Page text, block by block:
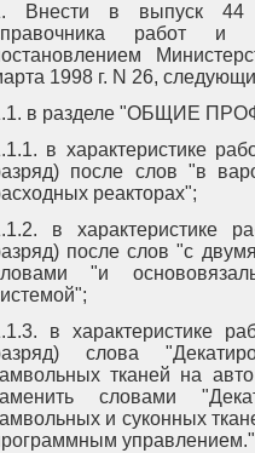
Внести в выпуск 44
работ и
1998 г. N 26,
в разделе "ОБЩИЕ
в характеристике
после слов "в
реакторах";
в характеристике
после слов "с
"и
в характеристике
слова
тканей на
словами
и суконных